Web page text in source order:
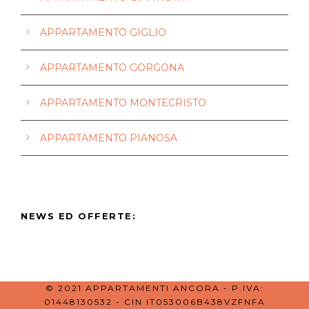
APPARTAMENTO GIGLIO
APPARTAMENTO GORGONA
APPARTAMENTO MONTECRISTO
APPARTAMENTO PIANOSA
NEWS ED OFFERTE:
© 2021 APPARTAMENTI ANCORA - P.IVA:
01448130532 - CIN IT053006B438VZFNFA